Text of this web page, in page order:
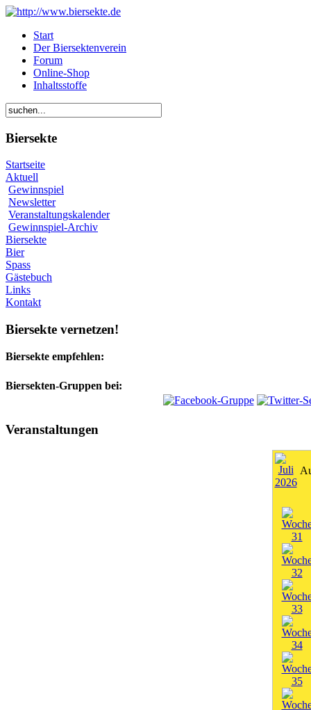
Start
Der Biersektenverein
Forum
Online-Shop
Inhaltsstoffe
Biersekte
Startseite
Aktuell
Gewinnspiel
Newsletter
Veranstaltungskalender
Gewinnspiel-Archiv
Biersekte
Bier
Spass
Gästebuch
Links
Kontakt
Biersekte vernetzen!
Biersekte empfehlen:
Biersekten-Gruppen bei:
Veranstaltungen